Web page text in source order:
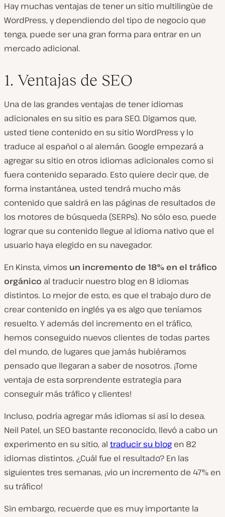
Hay muchas ventajas de tener un sitio multilingüe de
WordPress, y dependiendo del tipo de negocio que
tenga, puede ser una gran forma para entrar en un
mercado adicional.
1. Ventajas de SEO
Una de las grandes ventajas de tener idiomas
adicionales en su sitio es para SEO. Digamos que,
usted tiene contenido en su sitio WordPress y lo
traduce al español o al alemán. Google empezará a
agregar su sitio en otros idiomas adicionales como si
fuera contenido separado. Esto quiere decir que, de
forma instantánea, usted tendrá mucho más
contenido que saldrá en las páginas de resultados de
los motores de búsqueda (SERPs). No sólo eso, puede
lograr que su contenido llegue al idioma nativo que el
usuario haya elegido en su navegador.
En Kinsta, vimos un incremento de 18% en el tráfico
orgánico al traducir nuestro blog en 8 idiomas
distintos. Lo mejor de esto, es que el trabajo duro de
crear contenido en inglés ya es algo que teníamos
resuelto. Y además del incremento en el tráfico,
hemos conseguido nuevos clientes de todas partes
del mundo, de lugares que jamás hubiéramos
pensado que llegaran a saber de nosotros. ¡Tome
ventaja de esta sorprendente estrategia para
conseguir más tráfico y clientes!
Incluso, podría agregar más idiomas si así lo desea.
Neil Patel, un SEO bastante reconocido, llevó a cabo un
experimento en su sitio, al traducir su blog en 82
idiomas distintos. ¿Cuál fue el resultado? En las
siguientes tres semanas, ¡vio un incremento de 47% en
su tráfico!
Sin embargo, recuerde que es muy importante la